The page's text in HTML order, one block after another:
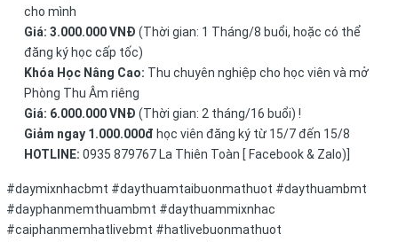
cho mình
Giá: 3.000.000 VNĐ (Thời gian: 1 Tháng/8 buổi, hoặc có thể
đăng ký học cấp tốc)
Khóa Học Nâng Cao: Thu chuyên nghiệp cho học viên và mở
Phòng Thu Âm riêng
Giá: 6.000.000 VNĐ (Thời gian: 2 tháng/16 buổi) !
Giảm ngay 1.000.000đ học viên đăng ký từ 15/7 đến 15/8
HOTLINE: 0935 879767 La Thiên Toàn [ Facebook & Zalo)]
#daymixnhacbmt #daythuamtaibuonmathuot #daythuambmt
#dayphanmemthuambmt #daythuammixnhac
#caiphanmemhatlivebmt #hatlivebuonmathuot